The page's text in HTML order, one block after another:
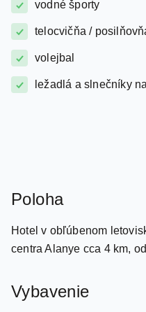
potápanie
vodné športy
telocvičňa / posilňovňa
volejbal
Poloha